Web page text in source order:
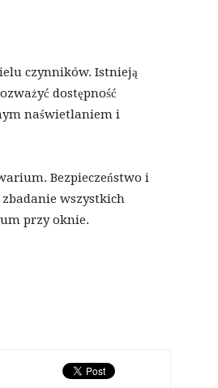
czynników. Istnieją
dostępność
naświetlaniem i
Bezpieczeństwo i
wszystkich
przy oknie.